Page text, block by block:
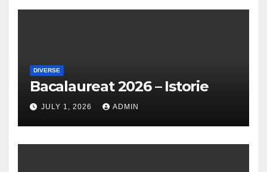
informatică
DIVERSE
Bacalaureat 2026 – Istorie
JULY 1, 2026 ADMIN